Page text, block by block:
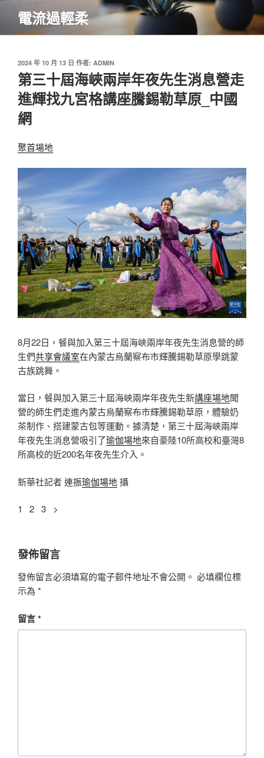
主
電流過輕柔
發
佈
於
2024 年 10 月 13 日 作者: ADMIN
第三十屆海峽兩岸年夜先生消息營走
進輝找九宮格講座騰錫勒草原_中國
網
聚首場地
8月22日，餐與加入第三十屆海峽兩岸年夜先生消息營的師
生們共享會議室在內蒙古烏蘭察布市輝騰錫勒草原學跳蒙
古族跳舞。
當日，餐與加入第三十屆海峽兩岸年夜先生新講座場地聞
營的師生們走進內蒙古烏蘭察布市輝騰錫勒草原，體驗奶
茶制作、搭建蒙古包等運動。據清楚，第三十屆海峽兩岸
年夜先生消息營吸引了瑜伽場地來自豪陸10所高校和臺灣8
所高校的近200名年夜先生介入。
新華社記者 連振瑜伽場地攝
1 2 3 >
發佈留言
發佈留言必須填寫的電子郵件地址不會公開。 必填欄位標
示為 *
留言*